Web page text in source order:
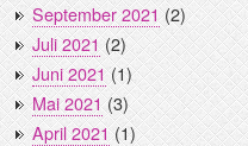
September 2021(2)
Juli 2021(2)
Juni 2021(1)
Mai 2021(3)
April 2021(1)